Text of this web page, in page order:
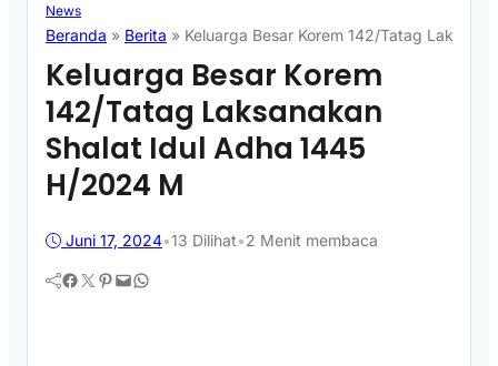
News
Beranda » Berita » Keluarga Besar Korem 142/Tatag
Keluarga Besar Korem
142/Tatag Laksanakan
Shalat Idul Adha 1445
H/2024 M
Juni 17, 2024•13 Dilihat•2 Menit membaca
Facebook Twitter Pinterest Mail WhatsApp